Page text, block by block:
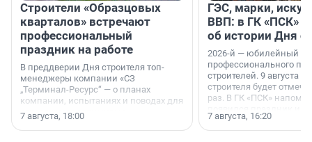
Строители «Образцовых
кварталов» встречают
профессиональный
праздник на работе
В преддверии Дня строителя топ-
менеджеры компании «СЗ
„Терминал-Ресурс“ — о планах
компании, испытаниях и поводах для
осторожного оптимизма.
7 августа, 18:00
ГЭС, марки,
ВВП: в ГК «ПСК»
об истории Дня
2026-й — юбилейный
профессионального
строителей. 9 августа
строителя будет
раз. В ГК «ПСК»
поменялась роль
7 августа, 16:20